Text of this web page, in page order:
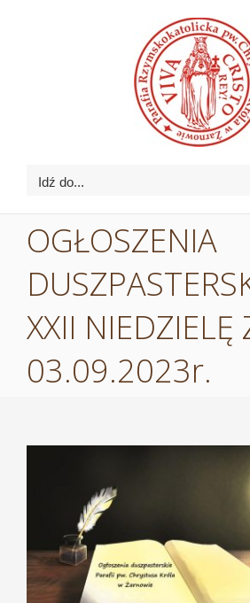
Idź do...
OGŁOSZENIA
XXII NIEDZIELĘ
03.09.2023r.